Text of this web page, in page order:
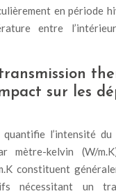
en période
entre
sur les
l’intensité du
mètre-kelvin (W/
constituent
nécessitant un